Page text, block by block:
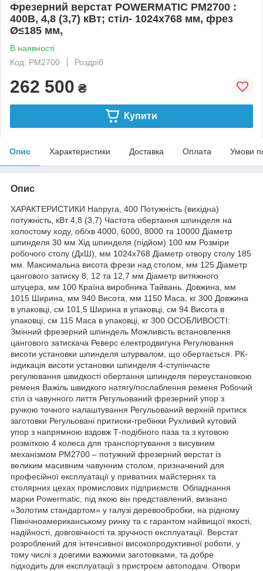
Фрезерний верстат POWERMATIC PM2700 :
400В, 4,8 (3,7) кВт; стіл- 1024х768 мм, фрез
Ø≤185 мм,
В наявності
Код: PM2700
Роздріб
262 500 ₴
Купити
Опис Характеристики Доставка Оплата Умови
Опис
ХАРАКТЕРИСТИКИ Напруга, 400 Потужність (вихідна)
потужність, кВт 4,8 (3,7) Частота обертання шпинделя на
холостому ходу, об/хв 4000, 6000, 8000 та 10000 Діаметр
шпинделя 30 мм Хід шпинделя (підйом) 100 мм Розміри
робочого столу (ДхШ), мм 1024х768 Діаметр отвору столу 185
мм. Максимальна висота фрези над столом, мм 125 Діаметр
цангового затиску 8, 12 та 12,7 мм Діаметр витяжного
штуцера, мм 100 Країна виробника Тайвань. Довжина, мм
1015 Ширина, мм 940 Висота, мм 1150 Маса, кг 300 Довжина
в упаковці, см 101,5 Ширина в упаковці, см 94 Висота в
упаковці, см 115 Маса в упаковці, кг 300 ОСОБЛИВОСТІ:
Змінний фрезерний шпиндель Можливість встановлення
цангового затискача Реверс електродвигуна Регулювання
висоти установки шпинделя штурвалом, що обертається. РК-
індикація висоти установки шпинделя 4-ступінчасте
регулювання швидкості обертання шпинделя переустановкою
ременя Важіль швидкого натягу/послаблення ременя Робочий
стіл із чавунного лиття Регульований фрезерний упор з
ручкою точного налаштування Регульований верхній притиск
заготовки Регульовані притиски-гребінки Рухливий кутовий
упор з напрямною вздовж Т-подібного паза та з кутовою
розміткою 4 колеса для транспортування з висувним
механізмом PM2700 – потужний фрезерний верстат із
великим масивним чавунним столом, призначений для
професійної експлуатації у приватних майстернях та
столярних цехах промислових підприємств. Обладнання
марки Powermatic, під якою він представлений, визнано
«Золотим стандартом» у галузі деревообробки, на рідному
Північноамериканському ринку та є гарантом найвищої якості,
надійності, довговічності та зручності експлуатації. Верстат
розроблений для інтенсивної високопродуктивної роботи, у
тому числі з довгими важкими заготовками, та добре
підходить для експлуатації з пристроєм автоподачі. Отвори